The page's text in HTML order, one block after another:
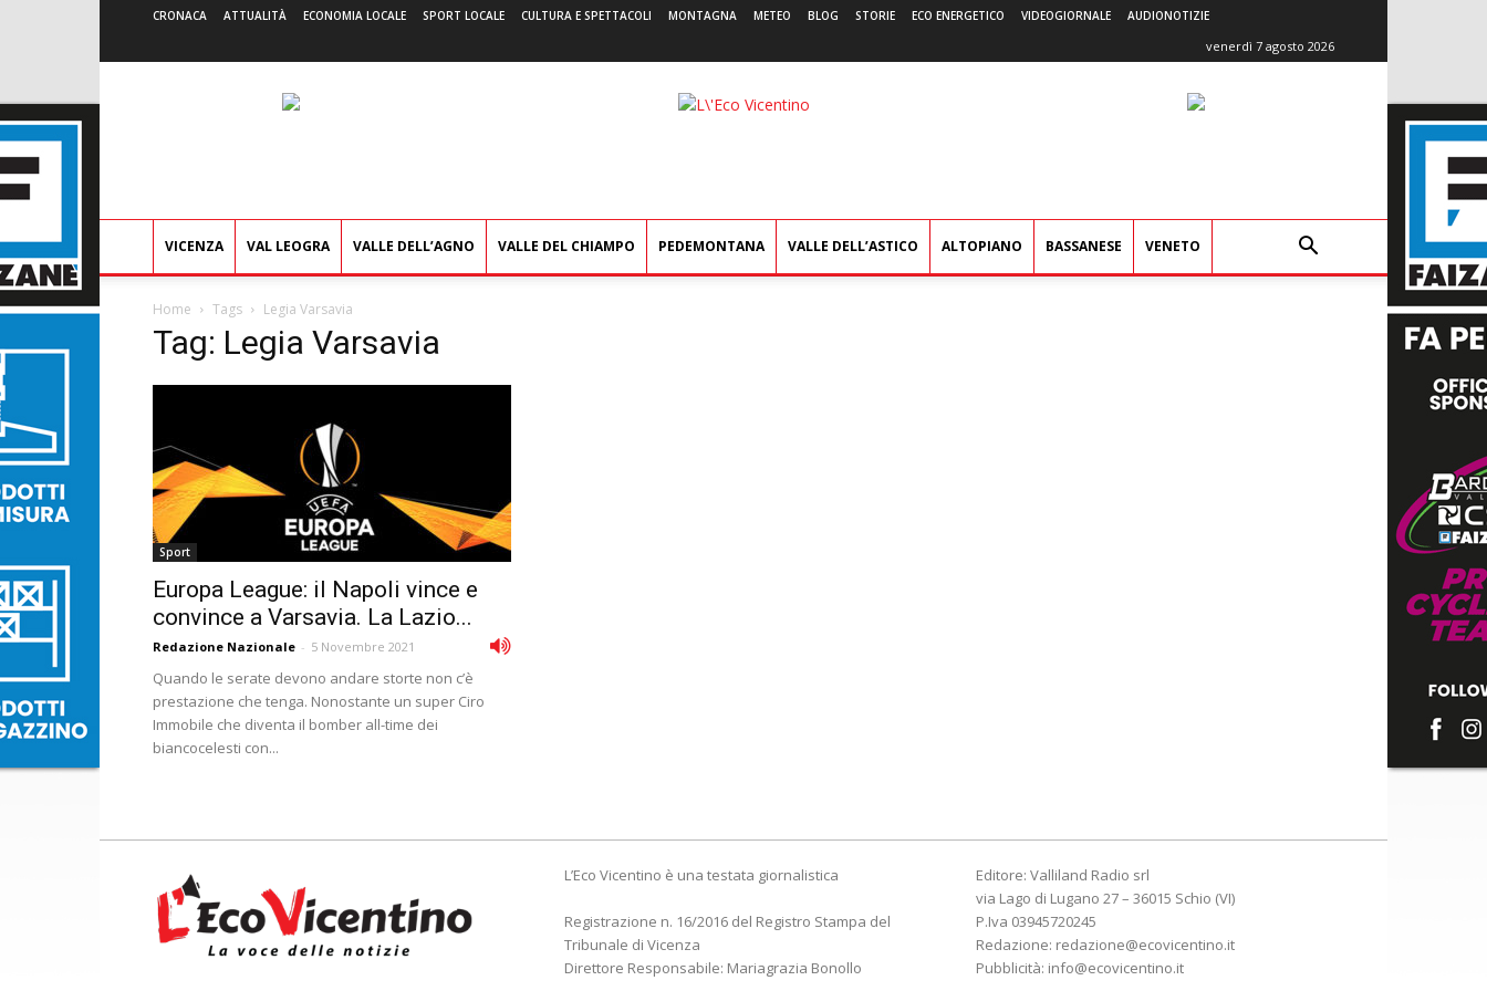
CRONACA ATTUALITÀ ECONOMIA LOCALE SPORT LOCALE CULTURA E SPETTACOLI MONTAGNA METEO BLOG STORIE ECO ENERGETICO VIDEOGIORNALE AUDIONOTIZIE
venerdì 7 agosto 2026
L'Eco
VICENZA VAL LEOGRA VALLE DELL’AGNO VALLE DEL CHIAMPO PEDEMONTANA VALLE DELL’ASTICO ALTOPIANO BASSANESE VENETO
Home Tags Legia Varsavia
Tag: Legia Varsavia
Sport
Europa League: il Napoli vince e
convince a Varsavia. La Lazio...
Redazione Nazionale - 5 Novembre 2021
Quando le serate devono andare storte non c’è
prestazione che tenga. Nonostante un super Ciro
Immobile che diventa il bomber all-time dei
biancocelesti con...
L’Eco Vicentino è una testata giornalistica
Registrazione n. 16/2016 del Registro Stampa del
Tribunale di Vicenza
Direttore Responsabile: Mariagrazia Bonollo
Editore: Valliland Radio srl
via Lago di Lugano 27 – 36015 Schio (VI)
P.Iva 03945720245
Redazione: redazione@ecovicentino.it
Pubblicità: info@ecovicentino.it